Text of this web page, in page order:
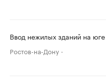
Ввод нежилых зданий на
Ростов-на-Дону